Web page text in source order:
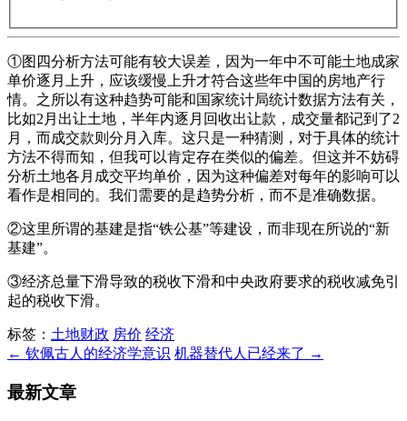
①图四分析方法可能有较大误差，因为一年中不可能土地成家
单价逐月上升，应该缓慢上升才符合这些年中国的房地产行
情。之所以有这种趋势可能和国家统计局统计数据方法有关，
比如2月出让土地，半年内逐月回收出让款，成交量都记到了2
月，而成交款则分月入库。这只是一种猜测，对于具体的统计
方法不得而知，但我可以肯定存在类似的偏差。但这并不妨碍
分析土地各月成交平均单价，因为这种偏差对每年的影响可以
看作是相同的。我们需要的是趋势分析，而不是准确数据。
②这里所谓的基建是指“铁公基”等建设，而非现在所说的“新
基建”。
③经济总量下滑导致的税收下滑和中央政府要求的税收减免引
起的税收下滑。
标签： 土地财政 房价 经济
← 钦佩古人的经济学意识 机器替代人已经来了 →
最新文章